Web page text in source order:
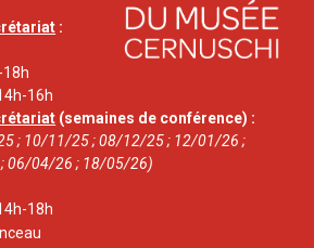
:
18h
16h
(semaines de conférence) :
; 10/11/25 ; 08/12/25 ; 12/01/26 ;
06/04/26 ; 18/05/26)
18h